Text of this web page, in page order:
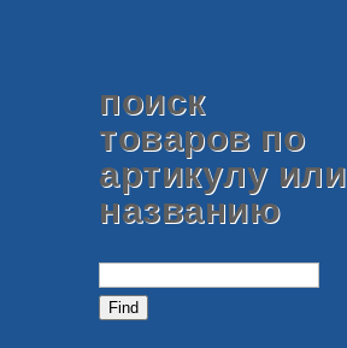
поиск
товаров по
артикулу или
названию